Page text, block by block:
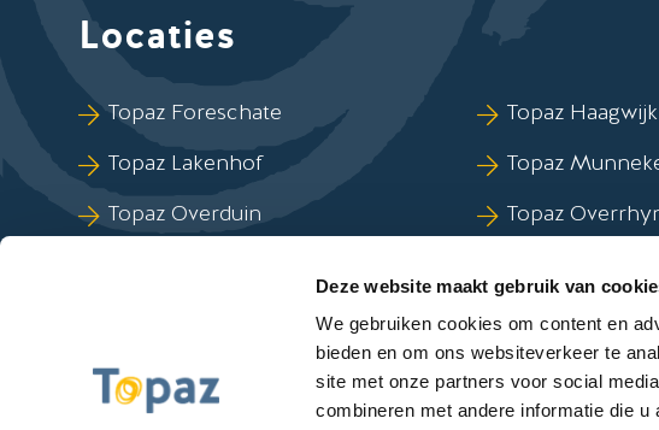
Deze website maakt gebruik van
We gebruiken cookies om content en
bieden en om ons websiteverkeer te
site met onze partners voor social
combineren met andere informatie die
Locaties
Sla Locaties-links over
Topaz Foreschate
Topaz Haagwijk
Topaz Lakenhof
Topaz
Topaz Overduin
Topaz